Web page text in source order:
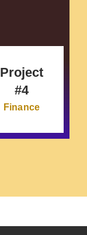
Project
#4
Finance